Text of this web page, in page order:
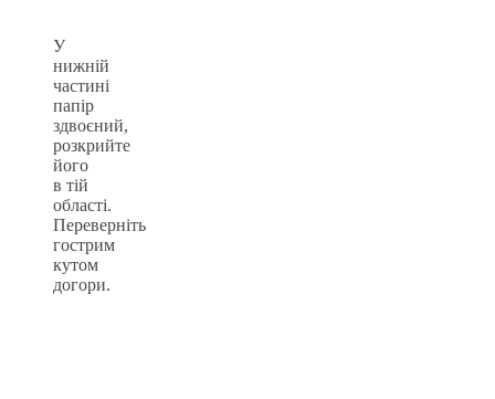
У
нижній
частині
папір
здвоєний,
розкрийте
його
в тій
області.
Переверніть
гострим
кутом
догори.